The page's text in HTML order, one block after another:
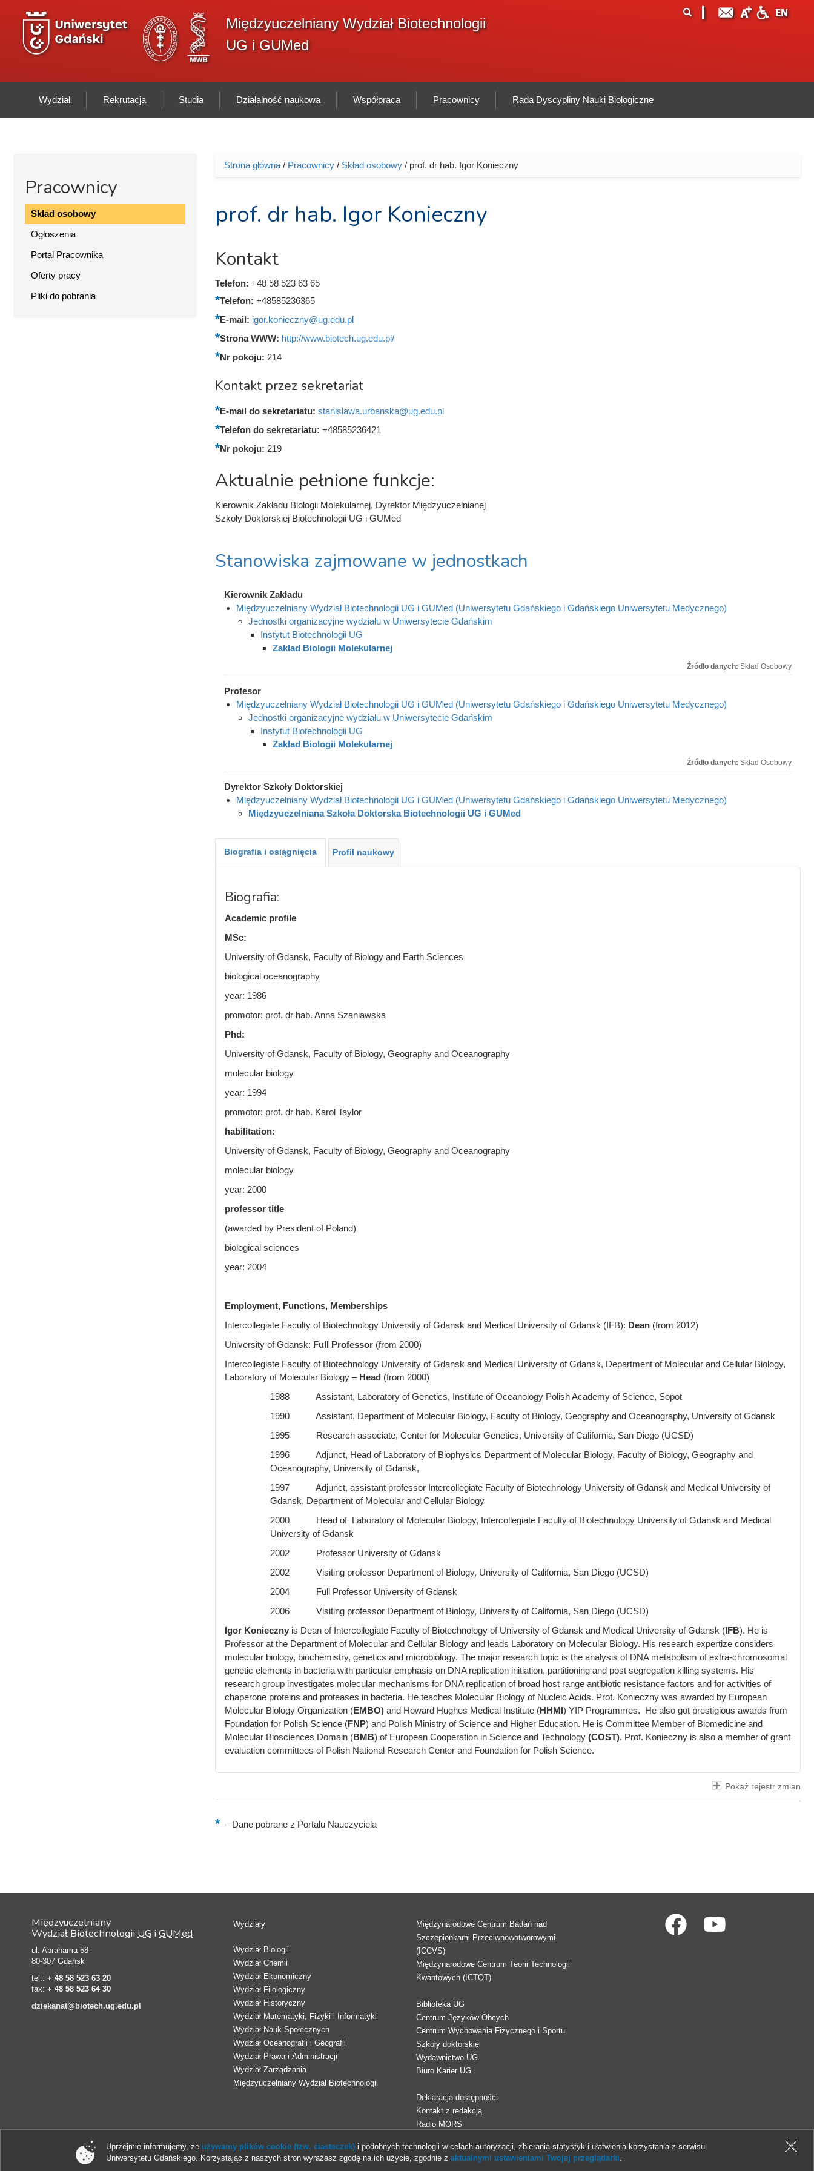
Międzyuczelniany Wydział Biotechnologii
UG i GUMed
Wydział Rekrutacja Studia Działalność naukowa Współpraca Pracownicy Rada Dyscypliny Nauki Biologiczne
Pracownicy
Skład osobowy
Ogłoszenia
Portal Pracownika
Oferty pracy
Pliki do pobrania
Jesteś tutaj
Strona główna/ Pracownicy/ Skład osobowy/ prof. dr hab. Igor Konieczny
prof. dr hab. Igor Konieczny
Kontakt
Telefon: +48 58 523 63 65
Telefon: +48585236365
E-mail: igor.konieczny@ug.edu.pl
Strona WWW: http://www.biotech.ug.edu.pl/
Nr pokoju: 214
Kontakt przez sekretariat
E-mail do sekretariatu: stanislawa.urbanska@ug.edu.pl
Telefon do sekretariatu: +48585236421
Nr pokoju: 219
Aktualnie pełnione funkcje:
Kierownik Zakładu Biologii Molekularnej, Dyrektor Międzyuczelnianej
Szkoły Doktorskiej Biotechnologii UG i GUMed
Stanowiska zajmowane w jednostkach
Kierownik Zakładu
Międzyuczelniany Wydział Biotechnologii UG i GUMed (Uniwersytetu Gdańskiego i Gdańskiego Uniwersytetu Medycznego)
Jednostki organizacyjne wydziału w Uniwersytecie Gdańskim
Instytut Biotechnologii UG
Zakład Biologii Molekularnej
Źródło danych: Skład Osobowy
Profesor
Międzyuczelniany Wydział Biotechnologii UG i GUMed (Uniwersytetu Gdańskiego i Gdańskiego Uniwersytetu Medycznego)
Jednostki organizacyjne wydziału w Uniwersytecie Gdańskim
Instytut Biotechnologii UG
Zakład Biologii Molekularnej
Źródło danych: Skład Osobowy
Dyrektor Szkoły Doktorskiej
Międzyuczelniany Wydział Biotechnologii UG i GUMed (Uniwersytetu Gdańskiego i Gdańskiego Uniwersytetu Medycznego)
Międzyuczelniana Szkoła Doktorska Biotechnologii UG i GUMed
Biografia i osiągnięcia Profil naukowy
Biografia:
Academic profile
MSc:
University of Gdansk, Faculty of Biology and Earth Sciences
biological oceanography
year: 1986
promotor: prof. dr hab. Anna Szaniawska
Phd:
University of Gdansk, Faculty of Biology, Geography and Oceanography
molecular biology
year: 1994
promotor: prof. dr hab. Karol Taylor
habilitation:
University of Gdansk, Faculty of Biology, Geography and Oceanography
molecular biology
year: 2000
professor title
(awarded by President of Poland)
biological sciences
year: 2004
Employment, Functions, Memberships
Intercollegiate Faculty of Biotechnology University of Gdansk and Medical University of Gdansk (IFB): Dean(from 2012)
University of Gdansk: Full Professor(from 2000)
Intercollegiate Faculty of Biotechnology University of Gdansk and Medical University of Gdansk, Department of Molecular and Cellular Biology,
Laboratory of Molecular Biology – Head(from 2000)
1988 Assistant, Laboratory of Genetics, Institute of Oceanology Polish Academy of Science, Sopot
1990 Assistant, Department of Molecular Biology, Faculty of Biology, Geography and Oceanography, University of Gdansk
1995 Research associate, Center for Molecular Genetics, University of California, San Diego (UCSD)
1996 Adjunct, Head of Laboratory of Biophysics Department of Molecular Biology, Faculty of Biology, Geography and
Oceanography, University of Gdansk,
1997 Adjunct, assistant professor Intercollegiate Faculty of Biotechnology University of Gdansk and Medical University of
Gdansk, Department of Molecular and Cellular Biology
2000 Head of Laboratory of Molecular Biology, Intercollegiate Faculty of Biotechnology University of Gdansk and Medical
University of Gdansk
2002 Professor University of Gdansk
2002 Visiting professor Department of Biology, University of California, San Diego (UCSD)
2004 Full Professor University of Gdansk
2006 Visiting professor Department of Biology, University of California, San Diego (UCSD)
Igor Koniecznyis Dean of Intercollegiate Faculty of Biotechnology of University of Gdansk and Medical University of Gdansk (IFB). He is
Professor at the Department of Molecular and Cellular Biology and leads Laboratory on Molecular Biology. His research expertize considers
molecular biology, biochemistry, genetics and microbiology. The major research topic is the analysis of DNA metabolism of extra-chromosomal
genetic elements in bacteria with particular emphasis on DNA replication initiation, partitioning and post segregation killing systems. His
research group investigates molecular mechanisms for DNA replication of broad host range antibiotic resistance factors and for activities of
chaperone proteins and proteases in bacteria. He teaches Molecular Biology of Nucleic Acids. Prof. Konieczny was awarded by European
Molecular Biology Organization (EMBO)and Howard Hughes Medical Institute (HHMI) YIP Programmes. He also got prestigious awards from
Foundation for Polish Science (FNP) and Polish Ministry of Science and Higher Education. He is Committee Member of Biomedicine and
Molecular Biosciences Domain (BMB) of European Cooperation in Science and Technology (COST). Prof. Konieczny is also a member of grant
evaluation committees of Polish National Research Center and Foundation for Polish Science.
Pokaż rejestr zmian
–Dane pobrane z Portalu Nauczyciela
Międzyuczelniany
Wydział Biotechnologii UG i GUMed
ul. Abrahama 58
80-307 Gdańsk
tel.: + 48 58 523 63 20
fax: + 48 58 523 64 30
dziekanat@biotech.ug.edu.pl
Wydziały
Wydział Biologii
Wydział Chemii
Wydział Ekonomiczny
Wydział Filologiczny
Wydział Historyczny
Wydział Matematyki, Fizyki i Informatyki
Wydział Nauk Społecznych
Wydział Oceanografii i Geografii
Wydział Prawa i Administracji
Wydział Zarządzania
Międzyuczelniany Wydział Biotechnologii
Międzynarodowe Centrum Badań nad
Szczepionkami Przeciwnowotworowymi
(ICCVS)
Międzynarodowe Centrum Teorii Technologii
Kwantowych (ICTQT)
Biblioteka UG
Centrum Języków Obcych
Centrum Wychowania Fizycznego i Sportu
Szkoły doktorskie
Wydawnictwo UG
Biuro Karier UG
Deklaracja dostępności
Kontakt z redakcją
Radio MORS
© 2013-2026 Uniwersytet Gdański
Uprzejmie informujemy, że używamy plików cookie (tzw. ciasteczek)i podobnych technologii w celach autoryzacji, zbierania statystyk i ułatwienia korzystania z serwisu
Uniwersytetu Gdańskiego. Korzystając z naszych stron wyrażasz zgodę na ich użycie, zgodnie z aktualnymi ustawieniami Twojej przeglądarki.